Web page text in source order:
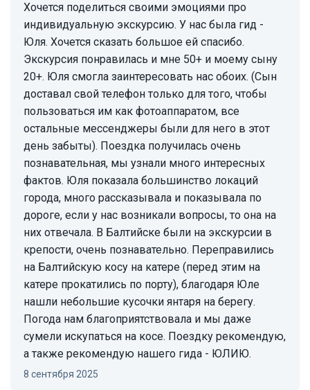
Хочется поделиться своими эмоциями про
индивидуальную экскурсию. У нас была гид -
Юля. Хочется сказать большое ей спасибо.
Экскурсия понравилась и мне 50+ и моему сыну
20+. Юля смогла заинтересовать нас обоих. (Сын
доставал свой телефон только для того, чтобы
пользоваться им как фотоаппаратом, все
остальные мессенджеры были для него в этот
день забыты). Поездка получилась очень
познавательная, мы узнали много интересных
фактов. Юля показала большинство локаций
города, много рассказывала и показывала по
дороге, если у нас возникали вопросы, то она на
них отвечала. В Балтийске были на экскурсии в
крепости, очень познавательно. Переправились
на Балтийскую косу на катере (перед этим на
катере прокатились по порту), благодаря Юле
нашли небольшие кусочки янтаря на берегу.
Погода нам благоприятствовала и мы даже
сумели искупаться на косе. Поездку рекомендую,
а также рекомендую нашего гида - ЮЛИЮ.
8 сентября 2025